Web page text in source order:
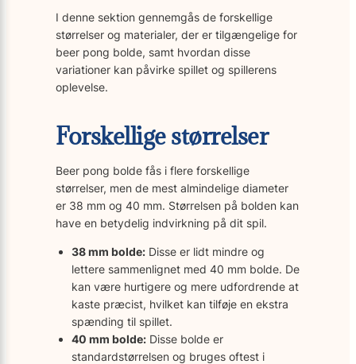
I denne sektion gennemgås de forskellige
størrelser og materialer, der er tilgængelige for
beer pong bolde, samt hvordan disse
variationer kan påvirke spillet og spillerens
oplevelse.
Forskellige størrelser
Beer pong bolde fås i flere forskellige
størrelser, men de mest almindelige diameter
er 38 mm og 40 mm. Størrelsen på bolden kan
have en betydelig indvirkning på dit spil.
38 mm bolde: Disse er lidt mindre og
lettere sammenlignet med 40 mm bolde. De
kan være hurtigere og mere udfordrende at
kaste præcist, hvilket kan tilføje en ekstra
spænding til spillet.
40 mm bolde: Disse bolde er
standardstørrelsen og bruges oftest i